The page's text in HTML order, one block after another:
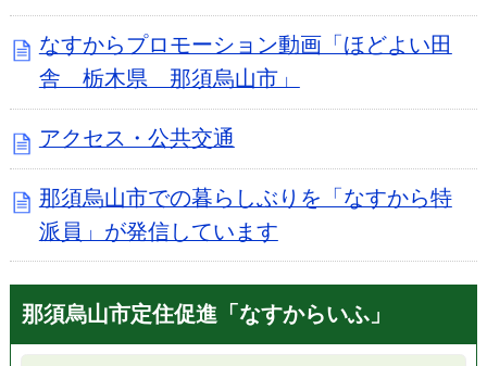
なすからプロモーション動画「ほどよい田
舎 栃木県 那須烏山市」
アクセス・公共交通
那須烏山市での暮らしぶりを「なすから特
派員」が発信しています
那須烏山市定住促進「なすからいふ」